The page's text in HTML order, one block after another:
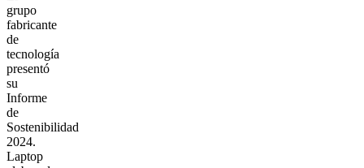
grupo
fabricante
de
tecnología
presentó
su
Informe
de
Sostenibilidad
2024.
Laptop